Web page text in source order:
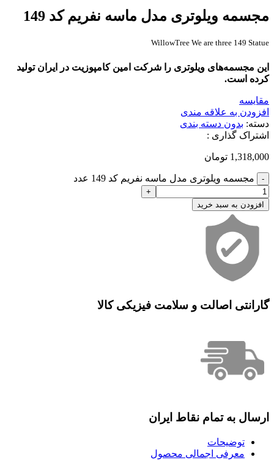
مجسمه ویلوتری مدل ماسه نفریم کد 149
WillowTree We are three 149 Statue
این مجسمه‌های ویلوتری را شرکت امین کامپوزیت در ایران تولید
کرده است.
مقایسه
افزودن به علاقه مندی
دسته: بدون دسته بندی
اشتراک گذاری :
1,318,000 تومان
مجسمه ویلوتری مدل ماسه نفریم کد 149 عدد
افزودن به سبد خرید
گارانتی اصالت و سلامت فیزیکی کالا
ارسال به تمام نقاط ایران
توضیحات
معرفی اجمالی محصول